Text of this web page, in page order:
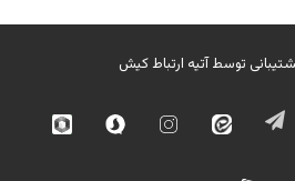
توسطآتیه ارتباط کیش
تلگرام ایتا
اینستاگرامسروش